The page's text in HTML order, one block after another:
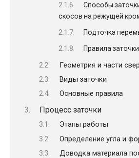
Способы
скосов на режущей
Подточка
Правила заточки
Геометрия и части
Виды заточки
Основные правила
Процесс заточки
Этапы работы
Определение угла и
Доводка материала